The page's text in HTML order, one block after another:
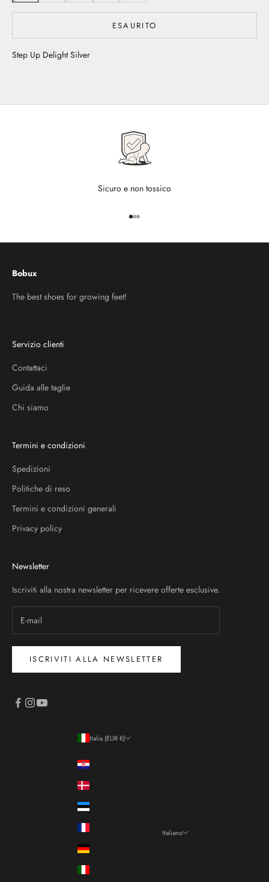
ESAURITO
Step Up Delight Silver
Sicuro e non tossico
Vai all'articolo 1
Vai all'articolo 2
Vai all'articolo 3
Bobux
The best shoes for growing feet!
Servizio clienti
Contattaci
Guida alle taglie
Chi siamo
Termini e condizioni
Spedizioni
Politiche di reso
Termini e condizioni generali
Privacy policy
Newsletter
Iscriviti alla nostra newsletter per ricevere offerte esclusive.
ISCRIVITI ALLA NEWSLETTER
Italia (EUR €)
Croazia (EUR €)
Danimarca (DKK kr.)
Estonia (EUR €)
Francia (EUR €)
Germania (EUR €)
Italia (EUR €)
Italiano